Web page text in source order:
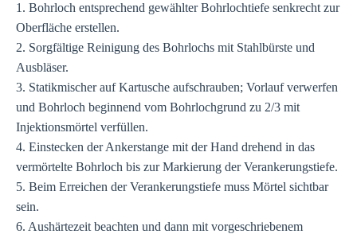
1. Bohrloch entsprechend gewählter Bohrlochtiefe senkrecht zur
Oberfläche erstellen.
2. Sorgfältige Reinigung des Bohrlochs mit Stahlbürste und
Ausbläser.
3. Statikmischer auf Kartusche aufschrauben; Vorlauf verwerfen
und Bohrloch beginnend vom Bohrlochgrund zu 2/3 mit
Injektionsmörtel verfüllen.
4. Einstecken der Ankerstange mit der Hand drehend in das
vermörtelte Bohrloch bis zur Markierung der Verankerungstiefe.
5. Beim Erreichen der Verankerungstiefe muss Mörtel sichtbar
sein.
6. Aushärtezeit beachten und dann mit vorgeschriebenem